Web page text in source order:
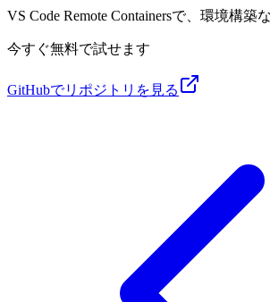
VS Code Remote Containersで、環境構築
今すぐ無料で試せます
GitHubでリポジトリを見る